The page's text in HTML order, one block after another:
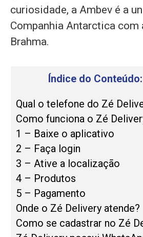
curiosidade, a Ambev é a
Companhia Antarctica com
Brahma.
Índice do Conteúdo:
Qual o telefone do Zé
Como funciona o Zé
1 – Baixe o aplicativo
2 – Faça login
3 – Ative a localização
4 – Produtos
5 – Pagamento
Onde o Zé Delivery atende?
Como se cadastrar no Zé